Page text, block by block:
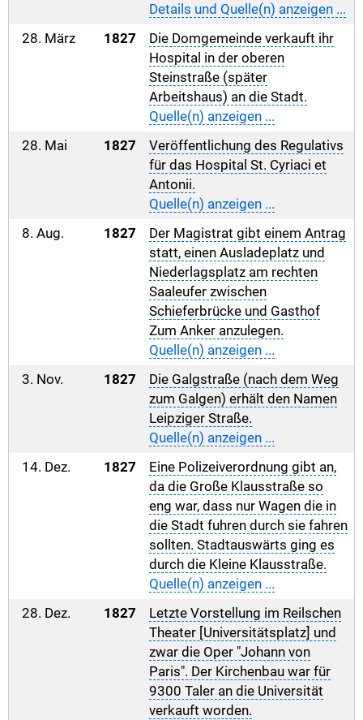
Details und Quelle(n) anzeigen ...
28. März
1827
Die Domgemeinde verkauft ihr
Hospital in der oberen
Steinstraße (später
Arbeitshaus) an die Stadt.
Quelle(n) anzeigen ...
28. Mai
1827
Veröffentlichung des Regulativs
für das Hospital St. Cyriaci et
Antonii.
Quelle(n) anzeigen ...
8. Aug.
1827
Der Magistrat gibt einem Antrag
statt, einen Ausladeplatz und
Niederlagsplatz am rechten
Saaleufer zwischen
Schieferbrücke und Gasthof
Zum Anker anzulegen.
Quelle(n) anzeigen ...
3. Nov.
1827
Die Galgstraße (nach dem Weg
zum Galgen) erhält den Namen
Leipziger Straße.
Quelle(n) anzeigen ...
14. Dez.
1827
Eine Polizeiverordnung gibt an,
da die Große Klausstraße so
eng war, dass nur Wagen die in
die Stadt fuhren durch sie fahren
sollten. Stadtauswärts ging es
durch die Kleine Klausstraße.
Quelle(n) anzeigen ...
28. Dez.
1827
Letzte Vorstellung im Reilschen
Theater [Universitätsplatz] und
zwar die Oper "Johann von
Paris". Der Kirchenbau war für
9300 Taler an die Universität
verkauft worden.